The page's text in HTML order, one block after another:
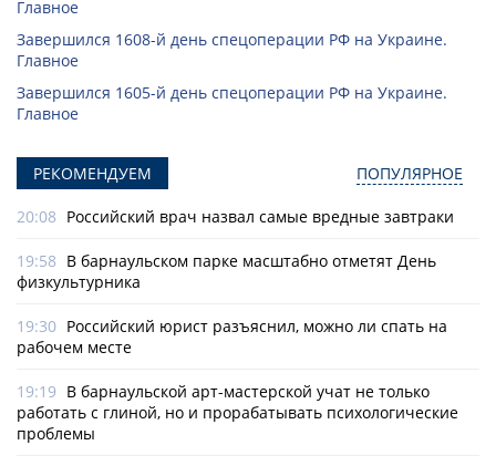
Главное
Завершился 1608-й день спецоперации РФ на Украине.
Главное
Завершился 1605-й день спецоперации РФ на Украине.
Главное
РЕКОМЕНДУЕМ ПОПУЛЯРНОЕ
20:08 Российский врач назвал самые вредные завтраки
19:58 В барнаульском парке масштабно отметят День
физкультурника
19:30 Российский юрист разъяснил, можно ли спать на
рабочем месте
19:19 В барнаульской арт-мастерской учат не только
работать с глиной, но и прорабатывать психологические
проблемы